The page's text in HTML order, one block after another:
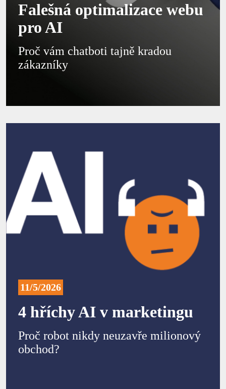
Falešná optimalizace webu
pro AI
Proč vám chatboti tajně kradou
zákazníky
4 hříchy AI v marketingu
Proč robot nikdy neuzavře milionový
obchod?
11/5/2026